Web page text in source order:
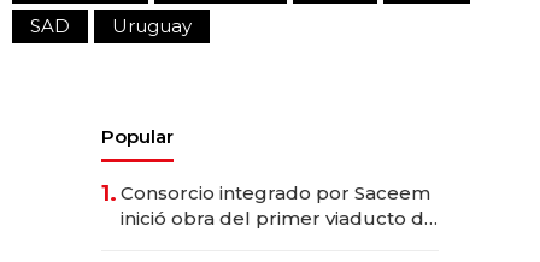
SAD
Uruguay
Popular
1. Consorcio integrado por Saceem
inició obra del primer viaducto de